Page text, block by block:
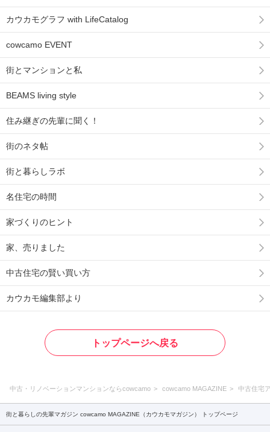
カウカモグラフ with LifeCatalog
cowcamo EVENT
街とマンションと私
BEAMS living style
住み継ぎの先輩に聞く！
街のネタ帖
街と暮らしラボ
名住宅の時間
家づくりのヒント
家、売りました
中古住宅の賢い買い方
カウカモ編集部より
トップページへ戻る
中古・リノベーションマンションならcowcamo cowcamo MAGAZINE 中古住宅
街と暮らしの先輩マガジン cowcamo MAGAZINE（カウカモマガジン） トップページ